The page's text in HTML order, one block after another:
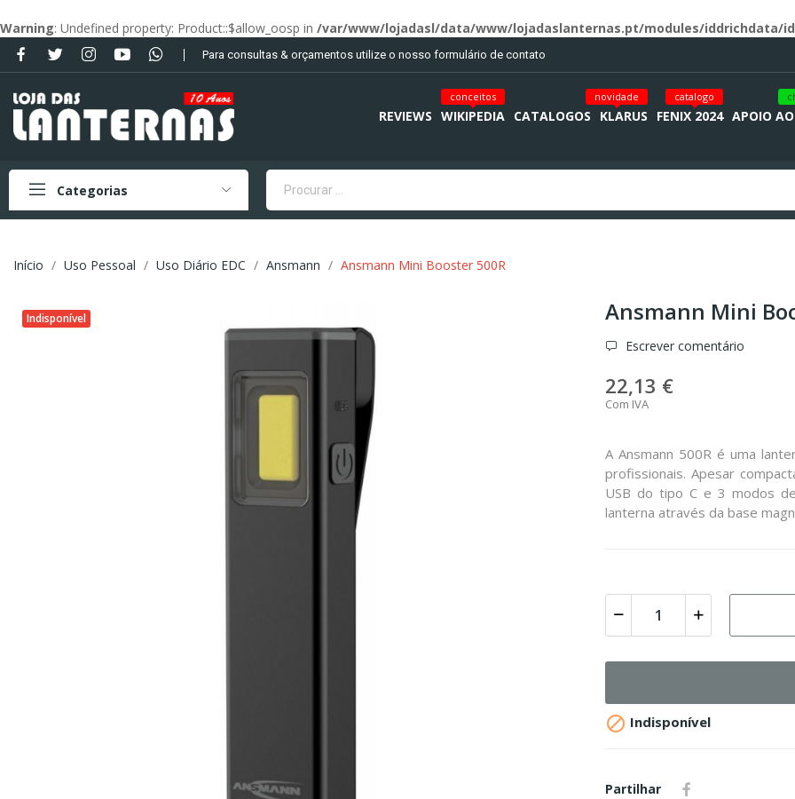
Warning: Undefined property: Product::$allow_oosp in /var/www/lojadasl/data/www/lojadaslanternas.pt/modules/iddrichdata/
Para consultas & orçamentos utilize o nosso formulário de contato
REVIEWS WIKIPEDIA
conceitos
CATALOGOS KLARUS
novidade
FENIX 2024
catalogo
APOIO
Categorias
Início Uso Pessoal Uso Diário EDC Ansmann Ansmann Mini Booster 500R
Indisponível Ansmann Mini
Escrever comentário
22,13 €
Com IVA
A Ansmann 500R é uma
profissionais. Apesar
USB do tipo C e 3 modos
lanterna através da base
 Indisponível
Partilhar